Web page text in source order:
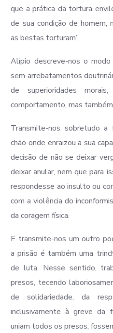
que a prática da tortura
de sua condição de homem,
as bestas torturam”.
Alípio descreve-nos o
sem arrebatamentos
de superioridades
comportamento, mas
Transmite-nos sobretudo a
chão onde enraizou a sua
decisão de não se deixar
deixar anular, nem que para
respondesse ao insulto ou
com a violência do
da coragem física.
E transmite-nos um outro
a prisão é também uma
de luta. Nesse sentido,
presos, tecendo
de solidariedade, da
inclusivamente à greve da
uniam todos os presos,